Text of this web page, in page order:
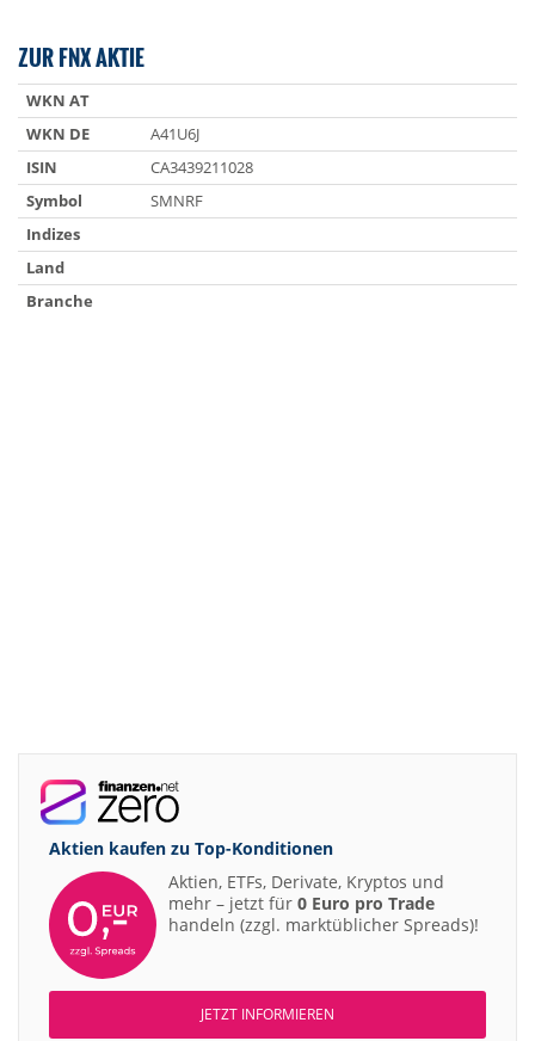
ZUR FNX AKTIE
WKN AT
WKN DE
A41U6J
ISIN
CA3439211028
Symbol
SMNRF
Indizes
Land
Branche
Aktien kaufen zu Top-Konditionen
Aktien, ETFs, Derivate, Kryptos und
mehr – jetzt für 0 Euro pro Trade
handeln (zzgl. marktüblicher Spreads)!
JETZT INFORMIEREN